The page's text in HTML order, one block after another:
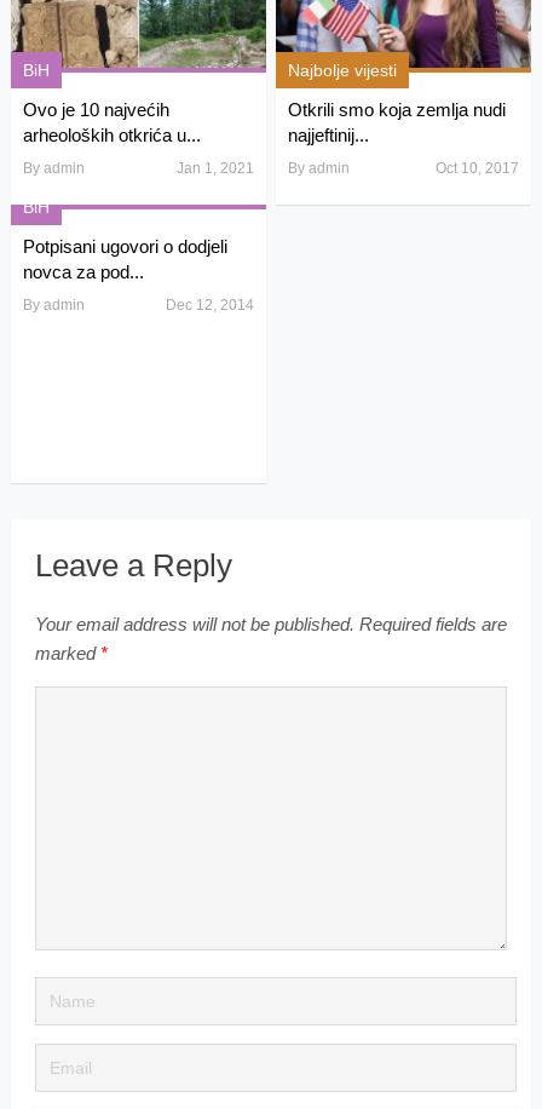
BiH
Ovo je 10 najvećih
arheoloških otkrića u...
By admin Jan 1, 2021
Najbolje vijesti
Otkrili smo koja zemlja nudi
najjeftinij...
Byadmin Oct 10, 2017
BiH
Potpisani ugovori o dodjeli
novca za pod...
By admin Dec 12, 2014
Leave a Reply
Your email address will not be published. Required fields are
marked *